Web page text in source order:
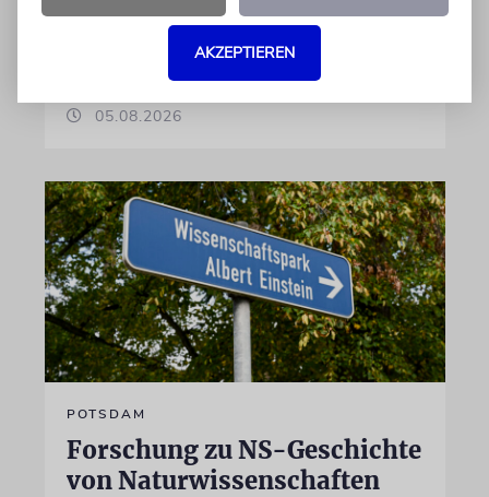
unseren Dank
05.08.2026
POTSDAM
Forschung zu NS-Geschichte
von Naturwissenschaften
AKZEPTIEREN